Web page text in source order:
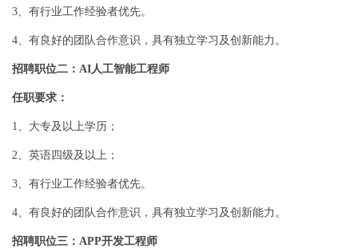
3、有行业工作经验者优先。
4、有良好的团队合作意识，具有独立学习及创新能力。
招聘职位二：AI人工智能工程师
任职要求：
1、大专及以上学历；
2、英语四级及以上；
3、有行业工作经验者优先。
4、有良好的团队合作意识，具有独立学习及创新能力。
招聘职位三：APP开发工程师